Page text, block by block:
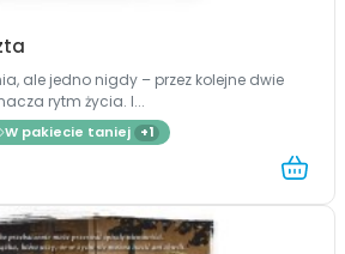
ale jedno nigdy – przez kolejne dwie
rytm życia. I...
W pakiecie taniej +1